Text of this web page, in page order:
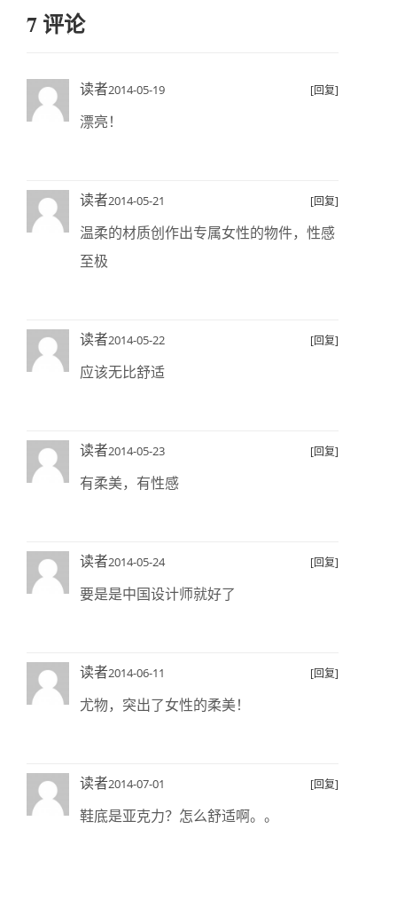
7 评论
读者2014-05-19 [回复]
漂亮！
读者2014-05-21 [回复]
温柔的材质创作出专属女性的物件，性感
至极
读者2014-05-22 [回复]
应该无比舒适
读者2014-05-23 [回复]
有柔美，有性感
读者2014-05-24 [回复]
要是是中国设计师就好了
读者2014-06-11 [回复]
尤物，突出了女性的柔美！
读者2014-07-01 [回复]
鞋底是亚克力？怎么舒适啊。。